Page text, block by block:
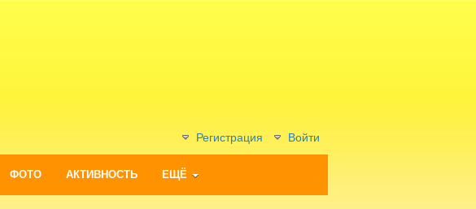
Регистрация Войти
ФОТО АКТИВНОСТЬ ЕЩЁ